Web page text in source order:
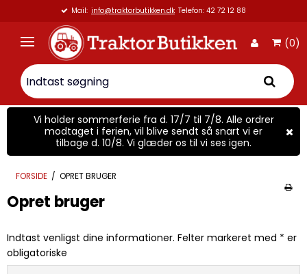
Mail: info@traktorbutikken.dk Telefon: 42 72 12 88
(0)
Vi holder sommerferie fra d. 17/7 til 7/8. Alle ordrer
modtaget i ferien, vil blive sendt så snart vi er
tilbage d. 10/8. Vi glæder os til vi ses igen.
FORSIDE / OPRET BRUGER
Opret bruger
Indtast venligst dine informationer. Felter markeret med * er
obligatoriske